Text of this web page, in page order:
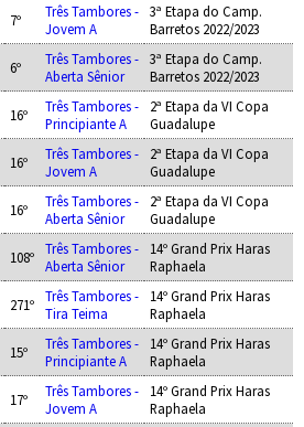
7º
Três Tambores -
Jovem A
3ª Etapa do Camp.
Barretos 2022/2023
6º
Três Tambores -
Aberta Sênior
3ª Etapa do Camp.
Barretos 2022/2023
16º
Três Tambores -
Principiante A
2ª Etapa da VI Copa
Guadalupe
16º
Três Tambores -
Jovem A
2ª Etapa da VI Copa
Guadalupe
16º
Três Tambores -
Aberta Sênior
2ª Etapa da VI Copa
Guadalupe
108º
Três Tambores -
Aberta Sênior
14º Grand Prix Haras
Raphaela
271º
Três Tambores -
Tira Teima
14º Grand Prix Haras
Raphaela
15º
Três Tambores -
Principiante A
14º Grand Prix Haras
Raphaela
17º
Três Tambores -
Jovem A
14º Grand Prix Haras
Raphaela